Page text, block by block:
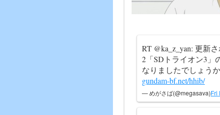
RT @ka_z_yan: 更新
2「SDトライオン3」
なりましたでしょう
gundam-bf.net/hhib/
— めがさば(@megasava)Fri